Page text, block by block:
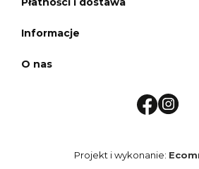
Informacje
O nas
Projekt i wykonanie: